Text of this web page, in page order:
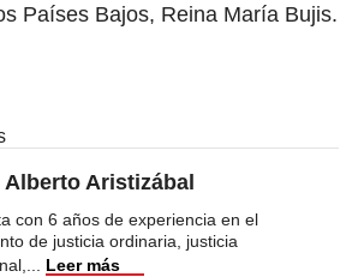
Países Bajos, Reina María Bujis.
Alberto Aristizábal
con 6 años de experiencia en el
de justicia ordinaria, justicia
Leer más